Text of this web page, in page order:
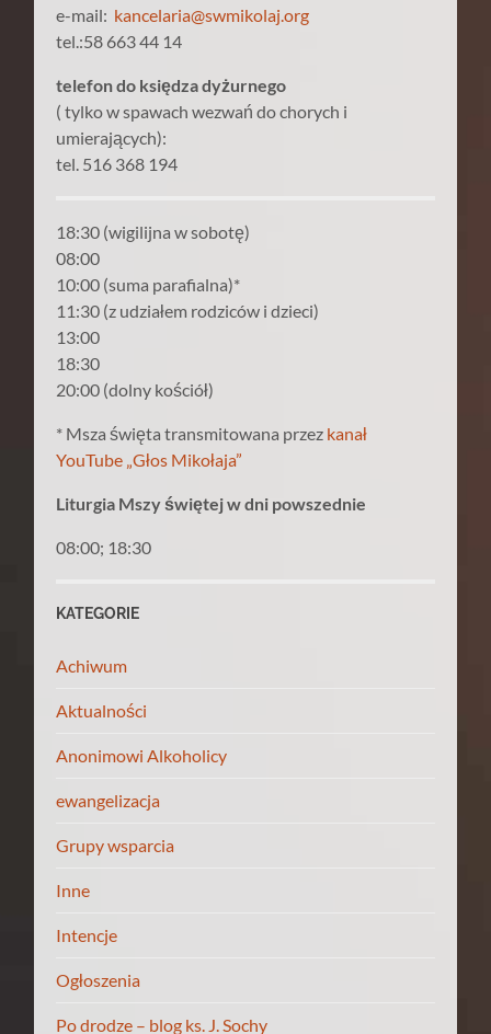
e-mail: kancelaria@swmikolaj.org
tel.:58 663 44 14
telefon do księdza dyżurnego
( tylko w spawach wezwań do chorych i
umierających):
tel. 516 368 194
18:30 (wigilijna w sobotę)
08:00
10:00 (suma parafialna)*
11:30 (z udziałem rodziców i dzieci)
13:00
18:30
20:00 (dolny kościół)
* Msza święta transmitowana przez kanał
YouTube „Głos Mikołaja”
Liturgia Mszy świętej w dni powszednie
08:00; 18:30
KATEGORIE
Achiwum
Aktualności
Anonimowi Alkoholicy
ewangelizacja
Grupy wsparcia
Inne
Intencje
Ogłoszenia
Po drodze – blog ks. J. Sochy